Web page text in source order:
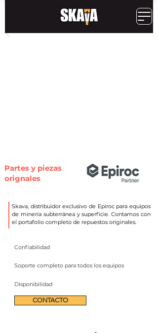
Partes y piezas
orignales
Skava, distribuidor exclusivo de Epiroc para equipos
de minería subterráneay superficie. Contamos con
el portafolio completo de repuestos originales.
Confiabilidad
Soporte completo para todos los equipos
Disponibilidad
CONTACTO